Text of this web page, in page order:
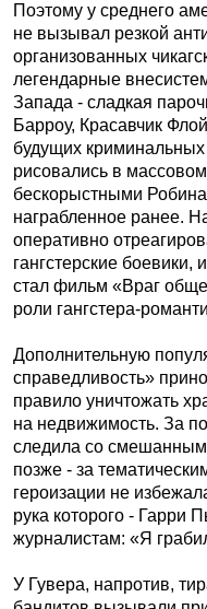
Поэтому у среднего
не вызывал резкой
организованных
легендарные
Запада - сладкая
Барроу, Красавчик
будущих
рисовались в
бескорыстными
награбленное ранее.
оперативно
гангстерские
стал фильм «Враг
роли гангстера-
Дополнительную
справедливость»
правило уничтожать
на недвижимость. За
следила со смешанным
позже - за
героизации не
рука которого - Гарри
журналистам: «Я
У Гувера, напротив,